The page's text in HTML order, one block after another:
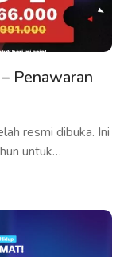
Penawaran
resmi dibuka. Ini
untuk
dan ELSA Pro
sebelumnya.
seluruh fitur
dalam
bersama ELSA.